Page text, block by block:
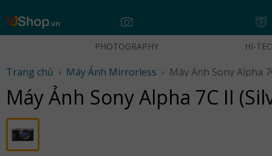
Skip
PHOTOGRAPHY HI-
Trang chủ › Máy Ảnh Mirrorless › Máy Ảnh Sony Alpha
Máy Ảnh Sony Alpha 7C II